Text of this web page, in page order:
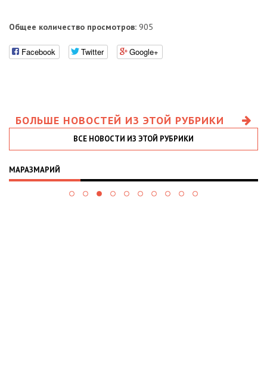
Общее количество просмотров: 905
Facebook Twitter Google+
БОЛЬШЕ НОВОСТЕЙ ИЗ ЭТОЙ РУБРИКИ
ВСЕ НОВОСТИ ИЗ ЭТОЙ РУБРИКИ
МАРАЗМАРИЙ